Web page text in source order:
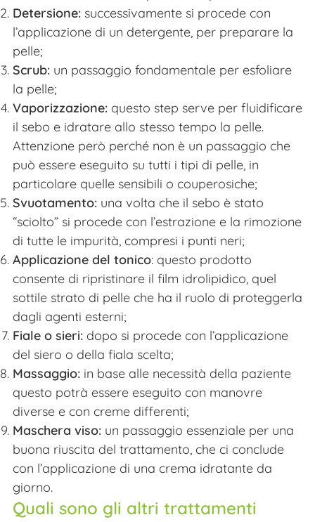
Detersione: successivamente si procede con
l’applicazione di un detergente, per preparare la
pelle;
Scrub: un passaggio fondamentale per esfoliare
la pelle;
Vaporizzazione: questo step serve per fluidificare
il sebo e idratare allo stesso tempo la pelle.
Attenzione però perché non è un passaggio che
può essere eseguito su tutti i tipi di pelle, in
particolare quelle sensibili o couperosiche;
Svuotamento: una volta che il sebo è stato
“sciolto” si procede con l’estrazione e la rimozione
di tutte le impurità, compresi i punti neri;
Applicazione del tonico: questo prodotto
consente di ripristinare il film idrolipidico, quel
sottile strato di pelle che ha il ruolo di proteggerla
dagli agenti esterni;
Fiale o sieri: dopo si procede con l’applicazione
del siero o della fiala scelta;
Massaggio: in base alle necessità della paziente
questo potrà essere eseguito con manovre
diverse e con creme differenti;
Maschera viso: un passaggio essenziale per una
buona riuscita del trattamento, che ci conclude
con l’applicazione di una crema idratante da
giorno.
Quali sono gli altri trattamenti